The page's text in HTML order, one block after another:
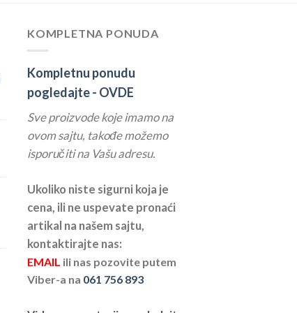
KOMPLETNA PONUDA
Kompletnu ponudu
pogledajte - OVDE
Sve proizvode koje imamo na
ovom sajtu, takođe možemo
isporučiti na Vašu adresu.
Ukoliko niste sigurni koja je
cena, ili ne uspevate pronaći
artikal na našem sajtu,
kontaktirajte nas:
EMAIL ili nas pozovite putem
Viber-a na 061 756 893